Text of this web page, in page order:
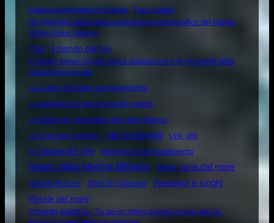
Essere commissario in Marina
Frasi celebri
Gli highlights della prima campagna in Indopacifico del Carrier
Strike Group italiano
I fari
Il mondo dei fari
Il motore diesel navale: la sua apparizione e le necessità della
propulsione navale
La scelta di Giorgia sommergibilista
La spiaggia più pericolosa del mondo
La storia nel nome delle navi della Marina
La voce del marinaio
Libri consigliati Link utili
Lo sapevate che Medicina di Combattimento
News dalla Marina Militare
news varie dal mare
Ocean4future
Oltre Gli Orizzonti
Paesaggi e luoghi
Poesie del mare
Progetto didattico: “Tu sei un intero oceano in una goccia.